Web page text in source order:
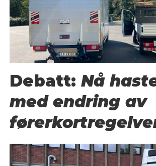
Debatt:Nå
med endring av